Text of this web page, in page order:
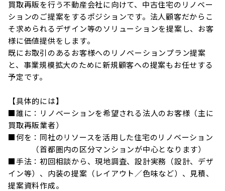
買取再販を行う不動産会社に向けて、中古住宅のリノベー
ションのご提案をするポジションです。法人顧客だからこ
そ求められるデザイン等のソリューションを提案し、お客
様に価値提供をします。
既にお取引のあるお客様へのリノベーションプラン提案
と、事業規模拡大のために新規顧客への提案もお任せする
予定です。
【具体的には】
■誰に：リノベーションを希望される法人のお客様（主に
買取再販業者）
■何を：同社のリソースを活用した住宅のリノベーション
（首都圏内の区分マンションが中心となります）
■手法：初回相談から、現地調査、設計実務（設計、デザ
イン等）、内装の提案（レイアウト／色味など）、見積、
提案資料作成。